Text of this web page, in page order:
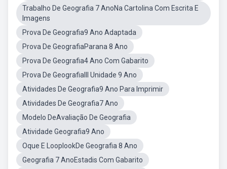
Trabalho De Geografia 7 AnoNa Cartolina Com Escrita E
Imagens
Prova De Geografia9 Ano Adaptada
Prova De GeografiaParana 8 Ano
Prova De Geografia4 Ano Com Gabarito
Prova De GeografiaIII Unidade 9 Ano
Atividades De Geografia9 Ano Para Imprimir
Atividades De Geografia7 Ano
Modelo DeAvaliação De Geografia
Atividade Geografia9 Ano
Oque E LooplookDe Geografia 8 Ano
Geografia 7 AnoEstadis Com Gabarito